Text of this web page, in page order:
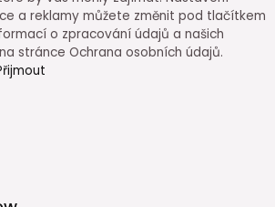
a reklamy můžete změnit pod tlačítkem
o zpracování údajů a našich
stránce Ochrana osobních údajů.